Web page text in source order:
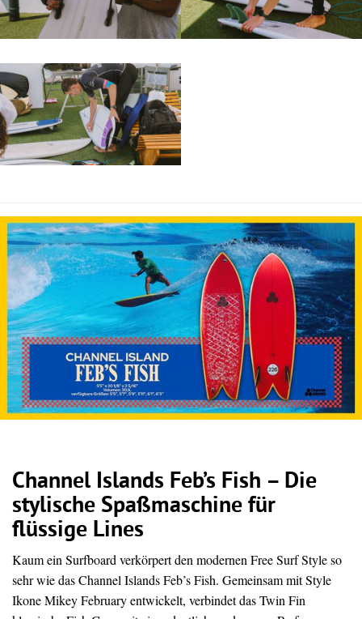
Channel Islands Feb’s Fish – Die
stylische Spaßmaschine für
flüssige Lines
Kaum ein Surfboard verkörpert den modernen Free Surf Style so
sehr wie das Channel Islands Feb’s Fish. Gemeinsam mit Style
Ikone Mikey February entwickelt, verbindet das Twin Fin